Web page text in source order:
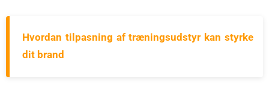
Hvordan tilpasning af træningsudstyr kan styrke
dit brand